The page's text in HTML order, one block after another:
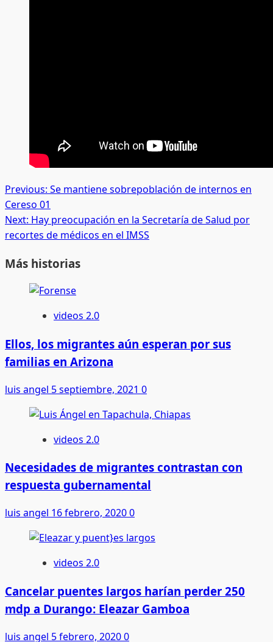
Post
navigation
Previous: Se mantiene sobrepoblación de internos en
Cereso 01
Next: Hay preocupación en la Secretaría de Salud por
recortes de médicos en el IMSS
Más historias
videos 2.0
Ellos, los migrantes aún esperan por sus
familias en Arizona
luis angel 5 septiembre, 2021 0
videos 2.0
Necesidades de migrantes contrastan con
respuesta gubernamental
luis angel 16 febrero, 20200
videos 2.0
Cancelar puentes largos harían perder 250
mdp a Durango: Eleazar Gamboa
luis angel 5 febrero, 20200